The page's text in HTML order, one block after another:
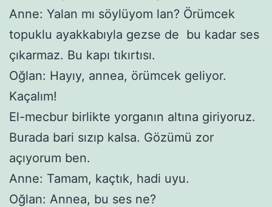
Anne: Yalan mı söylüyom lan? Örümcek
topuklu ayakkabıyla gezse de bu kadar ses
çıkarmaz. Bu kapı tıkırtısı.
Oğlan: Hayıy, annea, örümcek geliyor.
Kaçalım!
El-mecbur birlikte yorganın altına giriyoruz.
Burada bari sızıp kalsa. Gözümü zor
açıyorum ben.
Anne: Tamam, kaçtık, hadi uyu.
Oğlan: Annea, bu ses ne?